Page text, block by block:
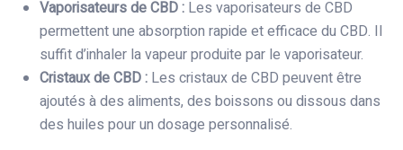
Vaporisateurs de CBD : Les vaporisateurs de CBD
permettent une absorption rapide et efficace du CBD. Il
suffit d’inhaler la vapeur produite par le vaporisateur.
Cristaux de CBD : Les cristaux de CBD peuvent être
ajoutés à des aliments, des boissons ou dissous dans
des huiles pour un dosage personnalisé.